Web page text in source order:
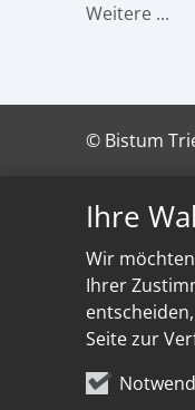
Ihre
Wir
Ihrer
Seite zur
Weitere ...
© Bistum